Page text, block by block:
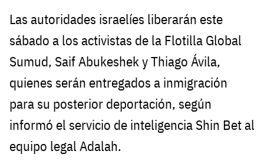
Las autoridades israelíes liberarán este
sábado a los activistas de la Flotilla Global
Sumud, Saif Abukeshek y Thiago Ávila,
quienes serán entregados a inmigración
para su posterior deportación, según
informó el servicio de inteligencia Shin Bet al
equipo legal Adalah.